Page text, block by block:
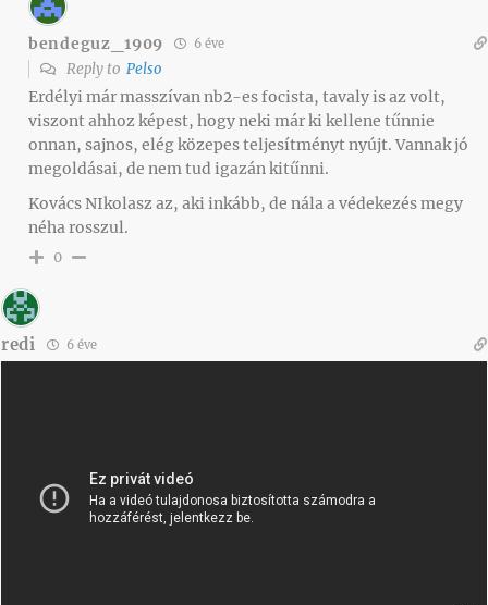
bendeguz_1909 6 éve
Reply to Pelso
Erdélyi már masszívan nb2-es focista, tavaly is az volt,
viszont ahhoz képest, hogy neki már ki kellene tűnnie
onnan, sajnos, elég közepes teljesítményt nyújt. Vannak jó
megoldásai, de nem tud igazán kitűnni.
Kovács NIkolasz az, aki inkább, de nála a védekezés megy
néha rosszul.
0
redi 6 éve